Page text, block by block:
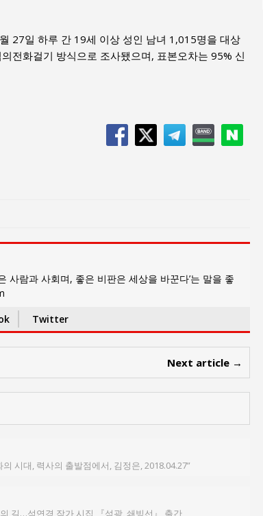
27일 하루 간 19세 이상 성인 남녀 1,015명을 대상
전화걸기 방식으로 조사됐으며, 표본오차는 95% 신
사람과 사회며, 좋은 비판은 세상을 바꾼다’는 말을 좋
Twitter
Next article →
시대, 력사의 출발점에서, 김정은, 2018.04.27”
길…석연경 작가 시집 『섬광, 쇄빙선』 출간